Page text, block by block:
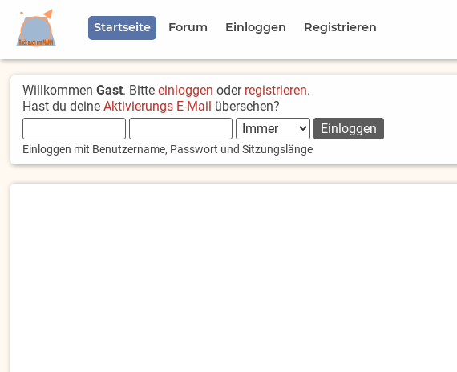
Startseite Forum Einloggen Registrieren
WillkommenGast. Bitteeinloggen oder registrieren.
Hast du deineAktivierungs E-Mail übersehen?
Einloggen mit Benutzername, Passwort und Sitzungslänge